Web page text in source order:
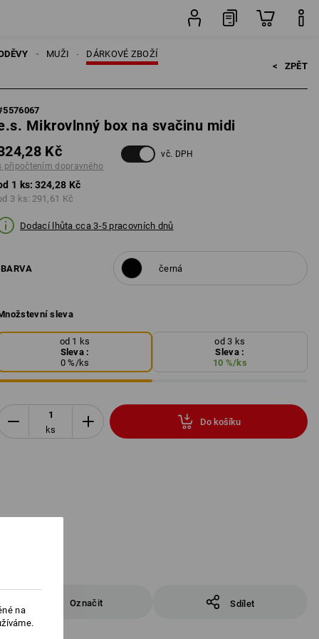
DÁRKOVÉ ZBOŽÍ
MUŽI
< ZPĚT
5576067
Mikrovlnný box na svačinu midi
Kč
připočtením dopravného
vč. DPH
1 ks: 324,28 Kč
3 ks: 291,61 Kč
Dodací lhůta cca 3-5 pracovních dnů
BARVA černá
sleva
od 1 ks
Sleva :
0 %/ks
od 3 ks
Sleva :
10 %/ks
ks
Do košíku
Označit Sdílet
na